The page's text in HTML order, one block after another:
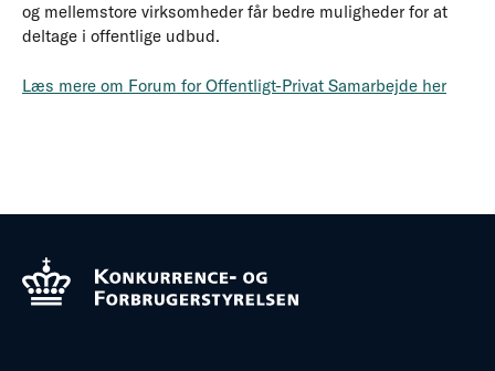
og mellemstore virksomheder får bedre muligheder for at
deltage i offentlige udbud.
Læs mere om Forum for Offentligt-Privat Samarbejde her